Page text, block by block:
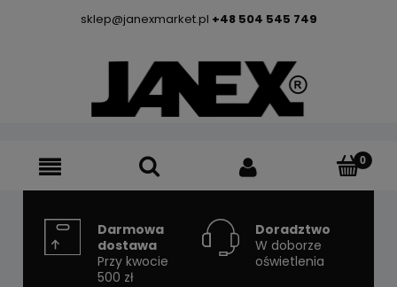
sklep@janexmarket.pl +48 504 545 749
Darmowa
dostawa
Przy kwocie
500 zł
Doradztwo
W doborze
oświetlenia